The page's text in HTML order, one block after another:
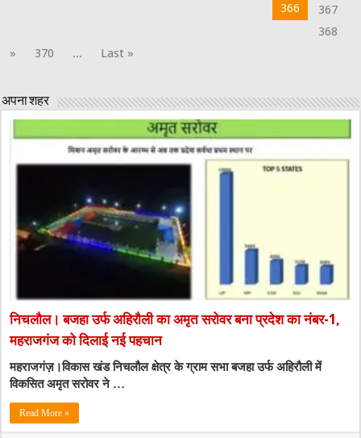
366
367
368
»
370 ... Last »
अपना शहर
निचलौल। बजहा उर्फ अहिरौली का अमृत सरोवर बना प्रदेश का नंबर-1,
महराजगंज को दिलाई नई पहचान
महराजगंज़।विकास खंड निचलौल क्षेत्र के ग्राम सभा बजहा उर्फ अहिरौली में
विकसित अमृत सरोवर ने …
Read More »